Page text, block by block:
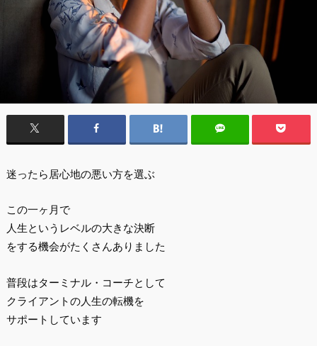
迷ったら居心地の悪い方を選ぶ
この一ヶ月で
人生というレベルの大きな決断
をする機会がたくさんありました
普段はターミナル・コーチとして
クライアントの人生の転機を
サポートしています